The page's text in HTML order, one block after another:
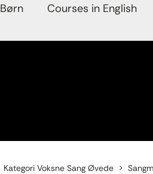
Børn Courses in English
Kategori Voksne Sang Øvede